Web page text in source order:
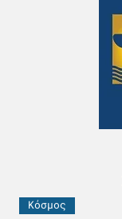
Κόσμος